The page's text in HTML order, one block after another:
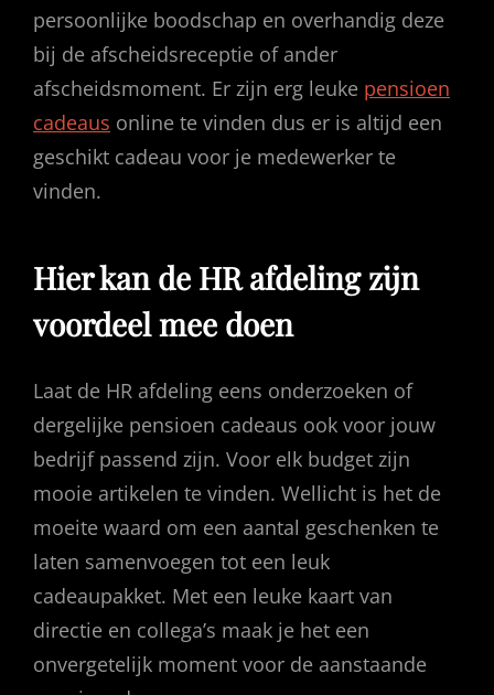
persoonlijke boodschap en overhandig deze
bij de afscheidsreceptie of ander
afscheidsmoment. Er zijn erg leuke pensioen
cadeaus online te vinden dus er is altijd een
geschikt cadeau voor je medewerker te
vinden.
Hier kan de HR afdeling zijn
voordeel mee doen
Laat de HR afdeling eens onderzoeken of
dergelijke pensioen cadeaus ook voor jouw
bedrijf passend zijn. Voor elk budget zijn
mooie artikelen te vinden. Wellicht is het de
moeite waard om een aantal geschenken te
laten samenvoegen tot een leuk
cadeaupakket. Met een leuke kaart van
directie en collega’s maak je het een
onvergetelijk moment voor de aanstaande